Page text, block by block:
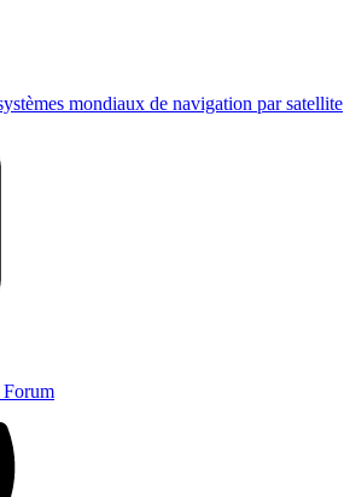
mondiaux de navigation par satellite